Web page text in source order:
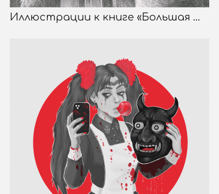
Иллюстрации к книге «Большая телега» Макса Фрая